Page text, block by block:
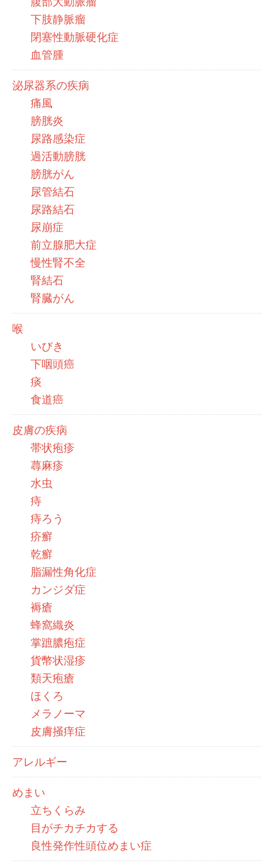
下肢静脈瘤
閉塞性動脈硬化症
血管腫
泌尿器系の疾病
痛風
膀胱炎
尿路感染症
過活動膀胱
膀胱がん
尿管結石
尿路結石
尿崩症
前立腺肥大症
慢性腎不全
腎結石
腎臓がん
喉
いびき
下咽頭癌
痰
食道癌
皮膚の疾病
帯状疱疹
蕁麻疹
水虫
痔
痔ろう
疥癬
乾癬
脂漏性角化症
カンジダ症
褥瘡
蜂窩織炎
掌蹠膿疱症
貨幣状湿疹
類天疱瘡
ほくろ
メラノーマ
皮膚掻痒症
アレルギー
めまい
立ちくらみ
目がチカチカする
良性発作性頭位めまい症